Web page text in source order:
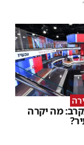
מה יקרה